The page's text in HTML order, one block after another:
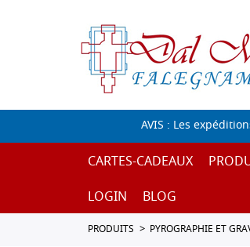
AVIS : Les
CARTES-CADEAUX
LOGIN
BLOG
PRODUITS PYROGRAPHIE ET